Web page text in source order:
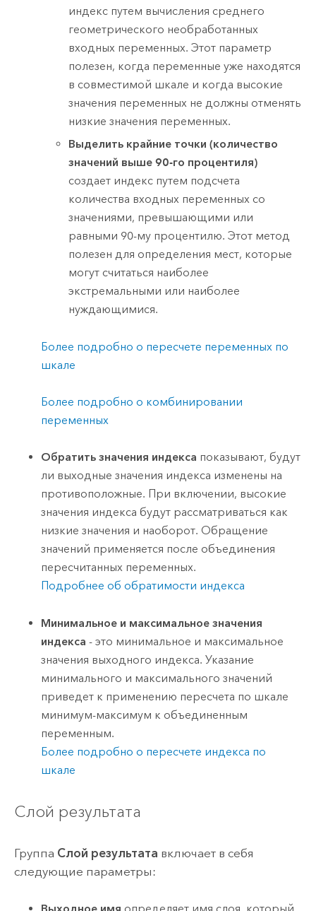
индекс путем вычисления среднего
геометрического необработанных
входных переменных. Этот параметр
полезен, когда переменные уже находятся
в совместимой шкале и когда высокие
значения переменных не должны отменять
низкие значения переменных.
Выделить крайние точки (количество
значений выше 90-го процентиля)
создает индекс путем подсчета
количества входных переменных со
значениями, превышающими или
равными 90-му процентилю. Этот метод
полезен для определения мест, которые
могут считаться наиболее
экстремальными или наиболее
нуждающимися.
Более подробно о пересчете переменных по
шкале
Более подробно о комбинировании
переменных
Обратить значения индекса показывают, будут
ли выходные значения индекса изменены на
противоположные. При включении, высокие
значения индекса будут рассматриваться как
низкие значения и наоборот. Обращение
значений применяется после объединения
пересчитанных переменных.
Подробнее об обратимости индекса
Минимальное и максимальное значения
индекса - это минимальное и максимальное
значения выходного индекса. Указание
минимального и максимального значений
приведет к применению пересчета по шкале
минимум-максимум к объединенным
переменным.
Более подробно о пересчете индекса по
шкале
Слой результата
Группа Слой результата включает в себя
следующие параметры:
Выходное имя определяет имя слоя, который